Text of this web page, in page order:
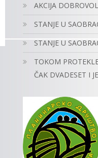
AKCIJA
STANJE U
STANJE U
TOKOM
ČAK DVADESET I